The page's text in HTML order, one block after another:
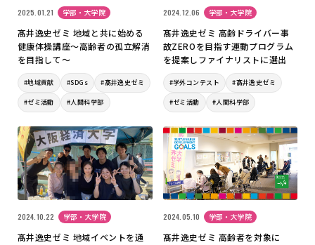
2025.01.21 学部・大学院
髙井逸史ゼミ 地域と共に始める
健康体操講座～高齢者の孤立解消
を目指して～
#地域貢献 #SDGs #髙井逸史ゼミ
#ゼミ活動 #人間科学部
2024.12.06 学部・大学院
髙井逸史ゼミ 高齢ドライバー事
故ZEROを目指す運動プログラム
を提案しファイナリストに選出
#学外コンテスト #髙井逸史ゼミ
#ゼミ活動 #人間科学部
2024.10.22 学部・大学院
髙井逸史ゼミ 地域イベントを通
2024.05.10 学部・大学院
髙井逸史ゼミ 高齢者を対象に